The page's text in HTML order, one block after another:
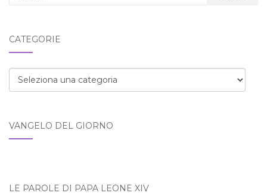
CATEGORIE
Categorie
VANGELO DEL GIORNO
LE PAROLE DI PAPA LEONE XIV